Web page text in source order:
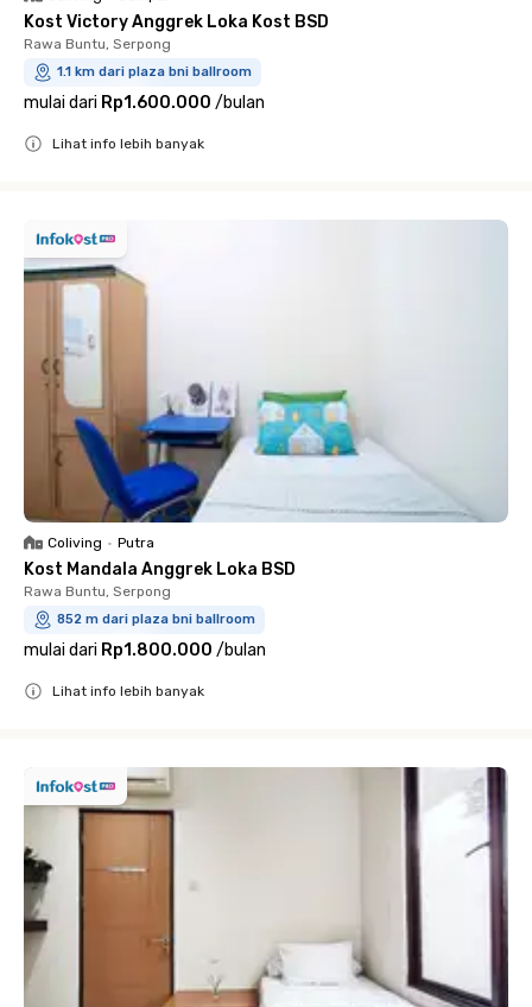
Kost Victory Anggrek Loka Kost BSD
Rawa Buntu, Serpong
1.1 km dari plaza bni ballroom
mulai dari Rp1.600.000 /bulan
Lihat info lebih banyak
Coliving • Putra
Kost Mandala Anggrek Loka BSD
Rawa Buntu, Serpong
852 m dari plaza bni ballroom
mulai dari Rp1.800.000 /bulan
Lihat info lebih banyak